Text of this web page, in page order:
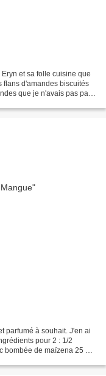
et sa folle cuisine que
flans d'amandes biscuités
que je n'avais pas par
parfumé à souhait. J'en ai
pour 2 : 1/2
de maïzena 25 gr